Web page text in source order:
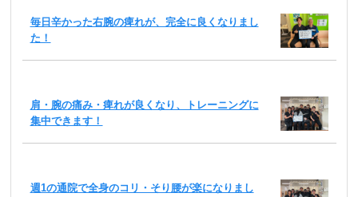
毎日辛かった右腕の痺れが、完全に良くなりまし
た！
肩・腕の痛み・痺れが良くなり、トレーニングに
集中できます！
週1の通院で全身のコリ・そり腰が楽になりまし